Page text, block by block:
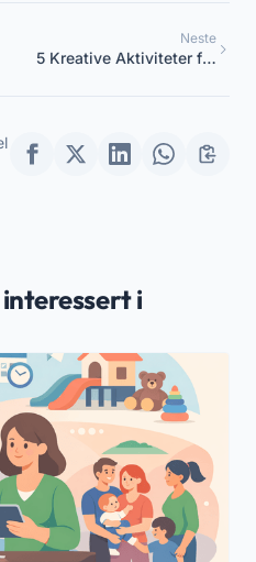
Neste
5 Kreative Aktiviteter for
i